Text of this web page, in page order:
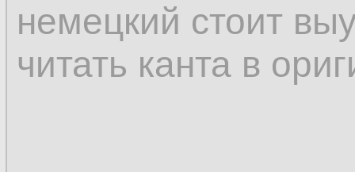
немецкий стоит
читать канта в